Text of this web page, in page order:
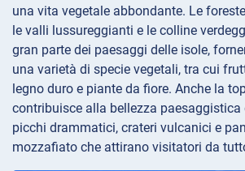
una vita vegetale abbondante. Le
le valli lussureggianti e le colline
gran parte dei paesaggi delle isole,
una varietà di specie vegetali, tra cui
legno duro e piante da fiore. Anche la
contribuisce alla bellezza paesaggistica
picchi drammatici, crateri vulcanici e
mozzafiato che attirano visitatori da